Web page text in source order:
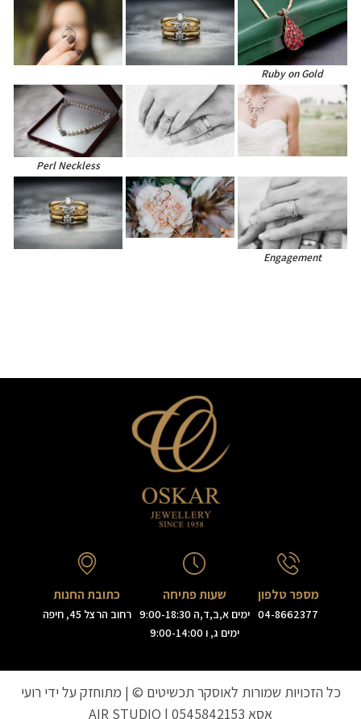
Ruby on Gold
Perl Neckless
Engagement
מספר טלפון
04-8662377
שעות פתיחה
ימים א,ב,ד,ה 9:00-18:30
ימים ג, ו 9:00-14:00
כתובת החנות
רחוב הרצל 45, חיפה
כל הזכויות שמורות לאוסקר תכשיטים © | מתוחזק על ידי רועי
אסא
AIR STUDIO | 0545842153